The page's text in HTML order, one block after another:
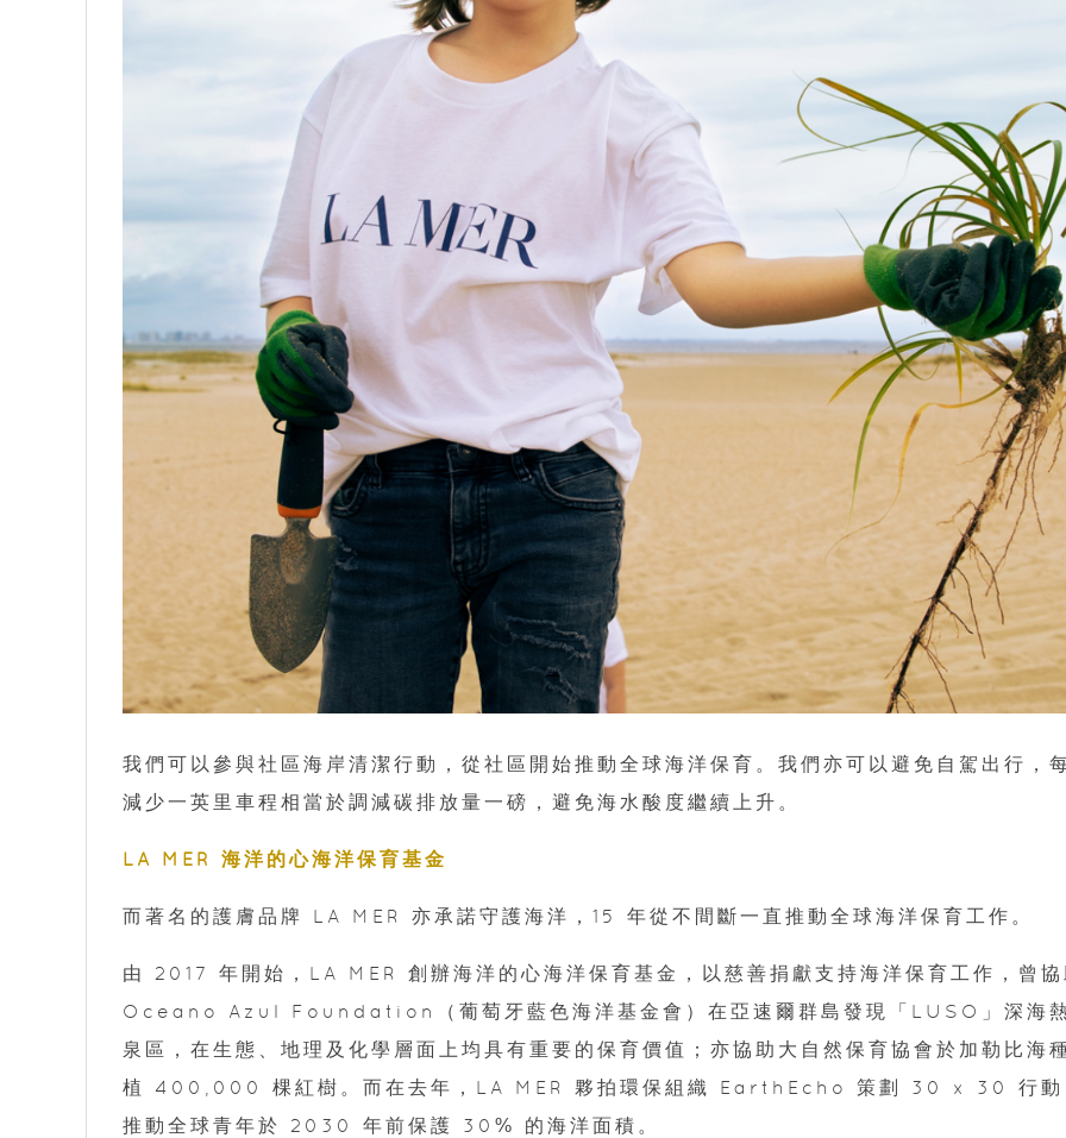
我們可以參與社區海岸清潔行動，從社區開始推動全球海洋保育。我們亦可以避免自駕出行，
減少一英里車程相當於調減碳排放量一磅，避免海水酸度繼續上升。
LA MER 海洋的心海洋保育基金
而著名的護膚品牌 LA MER 亦承諾守護海洋，15 年從不間斷一直推動全球海洋保育工作。
由 2017 年開始，LA MER 創辦海洋的心海洋保育基金，以慈善捐獻支持海洋保育工作，曾
Oceano Azul Foundation（葡萄牙藍色海洋基金會）在亞速爾群島發現「LUSO」深海
泉區，在生態、地理及化學層面上均具有重要的保育價值；亦協助大自然保育協會於加勒比海
植 400,000 棵紅樹。而在去年，LA MER 夥拍環保組織 EarthEcho 策劃 30 x 30 行動
推動全球青年於 2030 年前保護 30% 的海洋面積。